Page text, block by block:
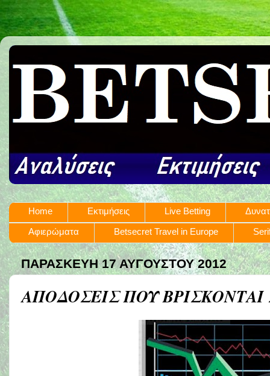
Home Εκτιμήσεις Live Betting
Αφιερώματα
Betsecret Travel in Europe
ΠΑΡΑΣΚΕΥΉ 17 ΑΥΓΟΎΣΤΟΥ 2012
ΑΠΟΔΟΣΕΙΣ ΠΟΥ